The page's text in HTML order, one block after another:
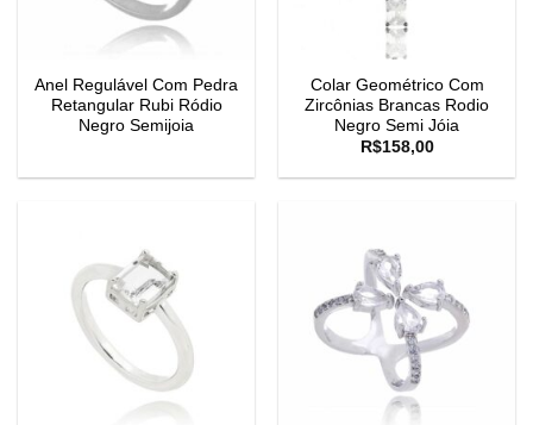
Anel Regulável Com Pedra
Retangular Rubi Ródio
Negro Semijoia
Colar Geométrico Com
Zircônias Brancas Rodio
Negro Semi Jóia
R$158,00